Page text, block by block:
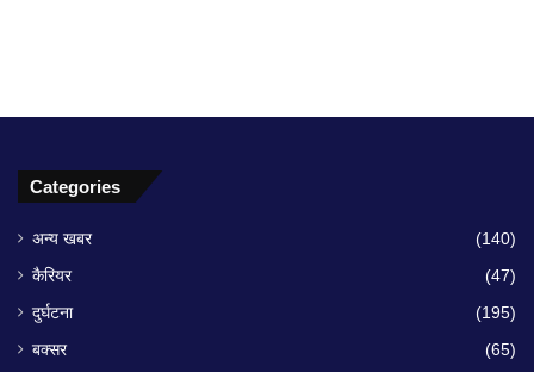
Categories
अन्य खबर (140)
कैरियर (47)
दुर्घटना (195)
बक्सर (65)